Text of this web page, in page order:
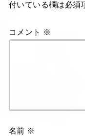
付いている欄は必須
コメント ※
名前 ※